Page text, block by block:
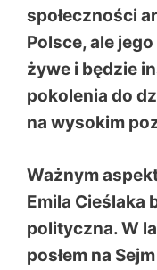
społeczności
Polsce, ale
żywe i będzie
pokolenia do
na wysokim
Ważnym
Emila Cieślaka
polityczna. W
posłem na